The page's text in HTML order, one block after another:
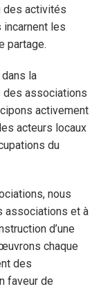
des activités
les
partage.
la
associations
activement
acteurs locaux
du
nous
associations et à
d’une
chaque
des
faveur de